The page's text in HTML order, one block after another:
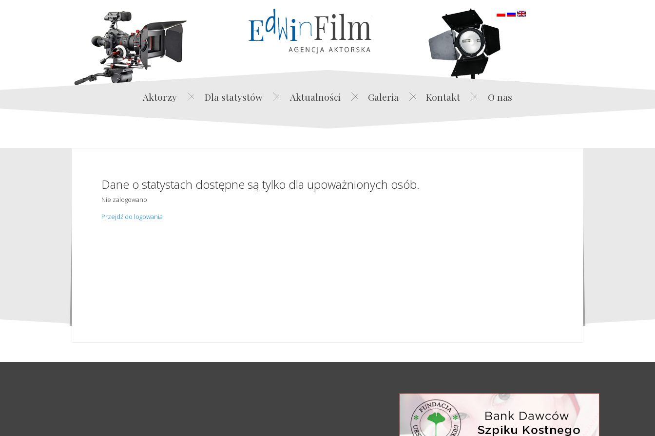
Edwin Film Agencja Aktorska
Aktorzy Dla statystów Aktualności Galeria Kontakt O nas
Dane o statystach dostępne są tylko dla upoważnionych osób.
Nie zalogowano
Przejdź do logowania